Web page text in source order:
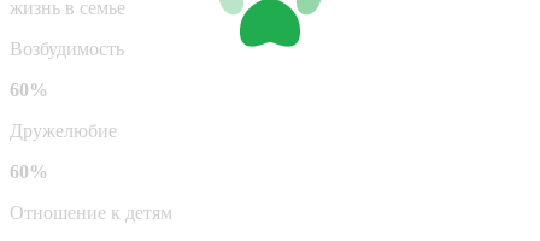
жизнь в семье
Возбудимость
60%
Дружелюбие
60%
Отношение к детям